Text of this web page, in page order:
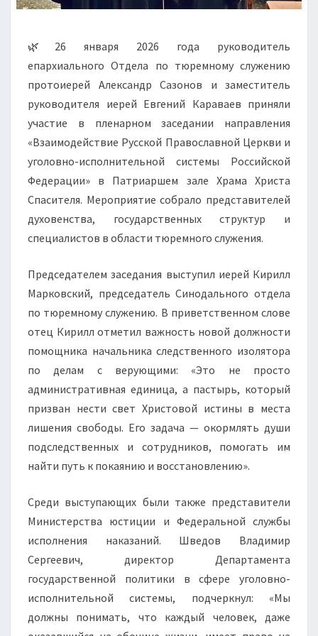
🌿26 января 2026 года руководитель
епархиального Отдела по тюремному служению
протоиерей Александр Сазонов и заместитель
руководителя иерей Евгений Караваев приняли
участие в пленарном заседании направления
«Взаимодействие Русской Православной Церкви и
уголовно-исполнительной системы Российской
Федерации» в Патриаршем зале Храма Христа
Спасителя. Мероприятие собрало представителей
духовенства, государственных структур и
специалистов в области тюремного служения.
Председателем заседания выступил иерей Кирилл
Марковский, председатель Синодального отдела
по тюремному служению. В приветственном слове
отец Кирилл отметил важность новой должности
помощника начальника следственного изолятора
по делам с верующими: «Это не просто
административная единица, а пастырь, который
призван нести свет Христовой истины в места
лишения свободы. Его задача — окормлять души
подследственных и сотрудников, помогать им
найти путь к покаянию и восстановлению».
Среди выступающих были также представители
Министерства юстиции и Федеральной службы
исполнения наказаний. Шведов Владимир
Сергеевич, директор Департамента
государственной политики в сфере уголовно-
исполнительной системы, подчеркнул: «Мы
должны понимать, что каждый человек, даже